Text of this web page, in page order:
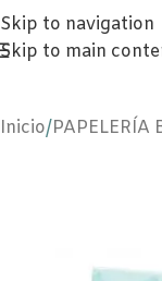
Skip to navigation
Skip to main
Inicio/PAPELERÍA